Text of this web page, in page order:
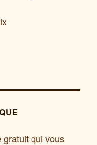
gratuit qui vous